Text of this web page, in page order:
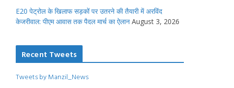
E20 पेट्रोल के खिलाफ सड़कों पर उतरने की तैयारी में अरविंद
केजरीवाल: पीएम आवास तक पैदल मार्च का ऐलान August 3, 2026
Recent Tweets
Tweets by Manzil_News